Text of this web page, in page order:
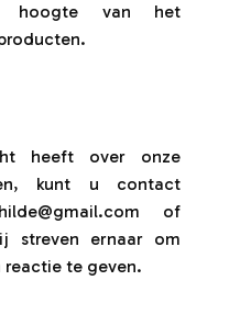
van het
heeft over onze
kunt u contact
of
streven ernaar om
reactie te geven.